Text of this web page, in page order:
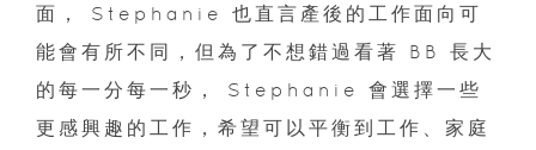
面， Stephanie 也直言產後的工作面向可
能會有所不同，但為了不想錯過看著 BB 長大
的每一分每一秒， Stephanie 會選擇一些
更感興趣的工作，希望可以平衡到工作、家庭